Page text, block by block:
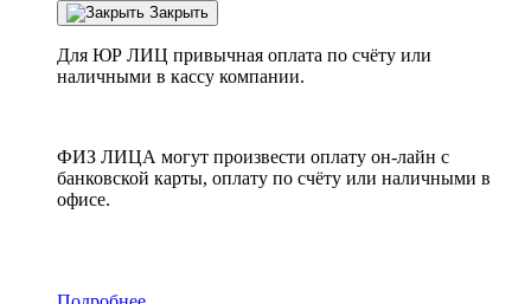
Закрыть
Для ЮР ЛИЦ привычная оплата по счёту или
наличными в кассу компании.
ФИЗ ЛИЦА могут произвести оплату он-лайн с
банковской карты, оплату по счёту или наличными в
офисе.